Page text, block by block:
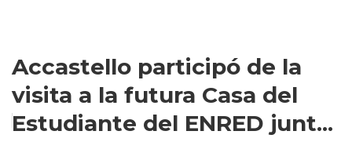
Accastello participó de la
visita a la futura Casa del
Estudiante del ENRED junt...